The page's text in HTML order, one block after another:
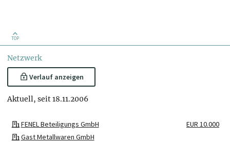
TOP
Netzwerk
Verlauf anzeigen
Aktuell, seit 18.11.2006
FENEL Beteiligungs GmbH
EUR 10.000
Gast Metallwaren GmbH